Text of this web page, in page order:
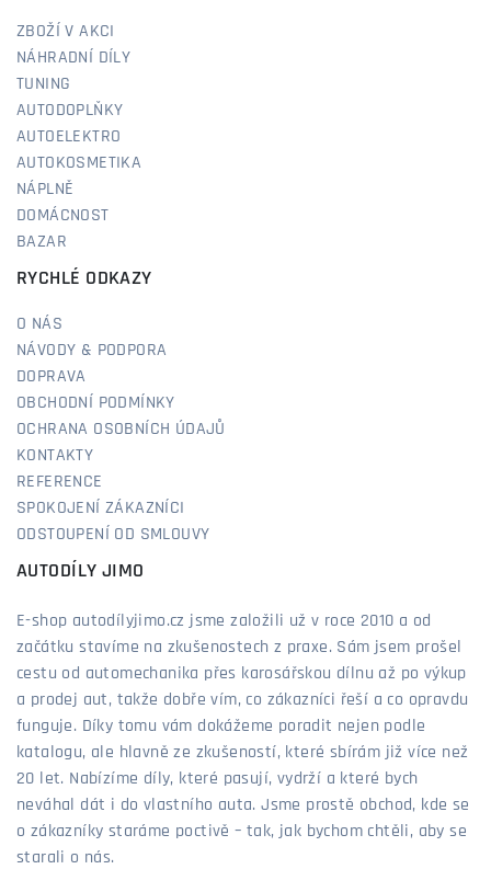
ZBOŽÍ V AKCI
NÁHRADNÍ DÍLY
TUNING
AUTODOPLŇKY
AUTOELEKTRO
AUTOKOSMETIKA
NÁPLNĚ
DOMÁCNOST
BAZAR
RYCHLÉ ODKAZY
O NÁS
NÁVODY & PODPORA
DOPRAVA
OBCHODNÍ PODMÍNKY
OCHRANA OSOBNÍCH ÚDAJŮ
KONTAKTY
REFERENCE
SPOKOJENÍ ZÁKAZNÍCI
ODSTOUPENÍ OD SMLOUVY
AUTODÍLY JIMO
E-shop autodílyjimo.cz jsme založili už v roce 2010 a od
začátku stavíme na zkušenostech z praxe. Sám jsem prošel
cestu od automechanika přes karosářskou dílnu až po výkup
a prodej aut, takže dobře vím, co zákazníci řeší a co opravdu
funguje. Díky tomu vám dokážeme poradit nejen podle
katalogu, ale hlavně ze zkušeností, které sbírám již více než
20 let. Nabízíme díly, které pasují, vydrží a které bych
neváhal dát i do vlastního auta. Jsme prostě obchod, kde se
o zákazníky staráme poctivě – tak, jak bychom chtěli, aby se
starali o nás.